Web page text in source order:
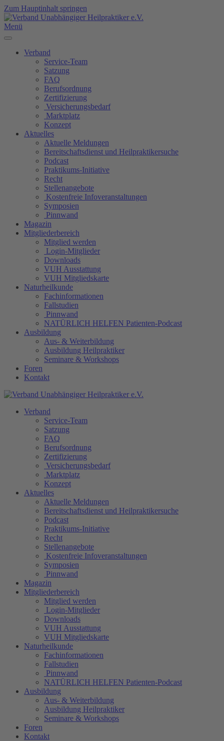
Zum Hauptinhalt springen
Menü
Verband
Service-Team
Satzung
FAQ
Berufsordnung
Zertifizierung
Versicherungsbedarf
Marktplatz
Konzept
Aktuelles
Aktuelle Meldungen
Bereitschaftsdienst und Heilpraktikersuche
Podcast
Praktikums-Initiative
Recht
Stellenangebote
Kostenfreie Infoveranstaltungen
Symposien
Pinnwand
Magazin
Mitgliederbereich
Mitglied werden
Login-Mitglieder
Downloads
VUH Ausstattung
VUH Mitgliedskarte
Naturheilkunde
Fachinformationen
Fallstudien
Pinnwand
NATÜRLICH HELFEN Patienten-Podcast
Ausbildung
Aus- & Weiterbildung
Ausbildung Heilpraktiker
Seminare & Workshops
Foren
Kontakt
Verband
Service-Team
Satzung
FAQ
Berufsordnung
Zertifizierung
Versicherungsbedarf
Marktplatz
Konzept
Aktuelles
Aktuelle Meldungen
Bereitschaftsdienst und Heilpraktikersuche
Podcast
Praktikums-Initiative
Recht
Stellenangebote
Kostenfreie Infoveranstaltungen
Symposien
Pinnwand
Magazin
Mitgliederbereich
Mitglied werden
Login-Mitglieder
Downloads
VUH Ausstattung
VUH Mitgliedskarte
Naturheilkunde
Fachinformationen
Fallstudien
Pinnwand
NATÜRLICH HELFEN Patienten-Podcast
Ausbildung
Aus- & Weiterbildung
Ausbildung Heilpraktiker
Seminare & Workshops
Foren
Kontakt